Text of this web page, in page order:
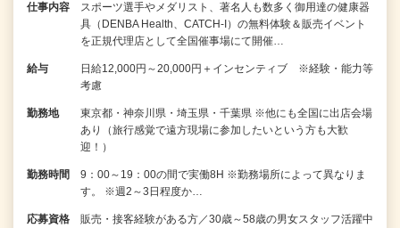
仕事内容
スポーツ選手やメダリスト、著名人も数多く御用達の健康器
具（DENBA Health、CATCH-I）の無料体験＆販売イベント
を正規代理店として全国催事場にて開催…
給与
日給12,000円～20,000円＋インセンティブ ※経験・能力等
考慮
勤務地
東京都・神奈川県・埼玉県・千葉県 ※他にも全国に出店会場
あり（旅行感覚で遠方現場に参加したいという方も大歓
迎！）
勤務時間
9：00～19：00の間で実働8H ※勤務場所によって異なりま
す。 ※週2～3日程度か…
応募資格 販売・接客経験がある方／30歳～58歳の男女スタッフ活躍中